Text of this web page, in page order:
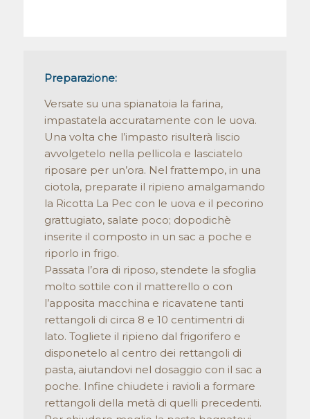
Preparazione:
Versate su una spianatoia la farina,
impastatela accuratamente con le uova.
Una volta che l’impasto risulterà liscio
avvolgetelo nella pellicola e lasciatelo
riposare per un’ora. Nel frattempo, in una
ciotola, preparate il ripieno amalgamando
la Ricotta La Pec con le uova e il pecorino
grattugiato, salate poco; dopodichè
inserite il composto in un sac a poche e
riporlo in frigo.
Passata l’ora di riposo, stendete la sfoglia
molto sottile con il matterello o con
l’apposita macchina e ricavatene tanti
rettangoli di circa 8 e 10 centimentri di
lato. Togliete il ripieno dal frigorifero e
disponetelo al centro dei rettangoli di
pasta, aiutandovi nel dosaggio con il sac a
poche. Infine chiudete i ravioli a formare
rettangoli della metà di quelli precedenti.